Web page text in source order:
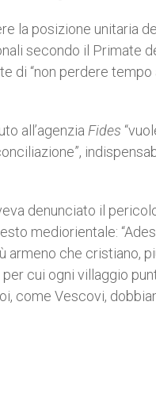
la posizione unitaria
secondo il Primate
di “non perdere tempo
all’agenzia Fides
denunciato il
mediorientale:
armeno che cristiano,
cui ogni villaggio
come Vescovi,